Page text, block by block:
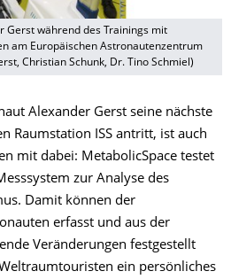
Gerst während des Trainings mit
am Europäischen Astronautenzentrum
Christian Schunk, Dr. Tino Schmiel)
Alexander Gerst seine nächste
Raumstation ISS antritt, ist auch
mit dabei: MetabolicSpace testet
zur Analyse des
Damit können der
erfasst und aus der
Veränderungen festgestellt
ein persönliches